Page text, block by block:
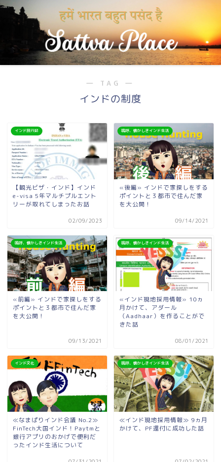
― TAG ―
インドの制度
インド旅行記
【観光ビザ・インド】インド
e-visa 5年マルチプルエント
リーが取れてしまったお話
02/09/2023
嗚呼、懐かしきインド生活
«後編» インドで家探しをする
ポイントと３都市で住んだ家
を大公開！
09/14/2021
嗚呼、懐かしきインド生活
«前編» インドで家探しをする
ポイントと３都市で住んだ家
を大公開！
09/13/2021
嗚呼、懐かしきインド生活
«インド現地採用情報» 10ヵ
月かけて、アダール
（Aadhaar）を作ることがで
きた話
08/01/2021
インド文化
≪なまぱりインド会議 No.2≫
FinTech大国インド！Paytmと
銀行アプリのおかげで便利だ
ったインド生活について
嗚呼、懐かしきインド生活
≪インド現地採用情報≫ 9ヵ月
かけて、PF還付に成功した話